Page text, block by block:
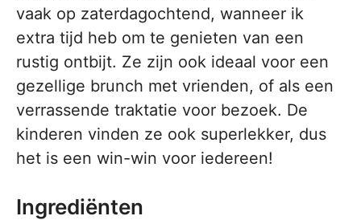
vaak op zaterdagochtend, wanneer ik
extra tijd heb om te genieten van een
rustig ontbijt. Ze zijn ook ideaal voor een
gezellige brunch met vrienden, of als een
verrassende traktatie voor bezoek. De
kinderen vinden ze ook superlekker, dus
het is een win-win voor iedereen!
Ingrediënten